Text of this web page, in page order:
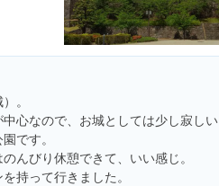
。
心なので、お城としては少し寂しい
です。
んびり休憩できて、いい感じ。
持って行きました。